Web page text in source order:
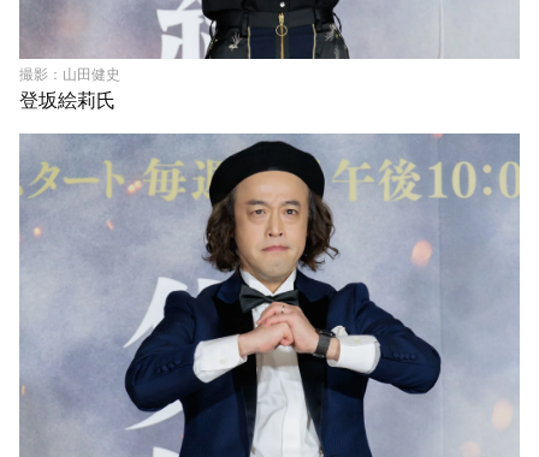
撮影：山田健史
登坂絵莉氏